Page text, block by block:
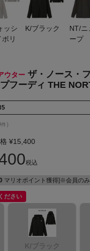
と見る
ア
ルウェア
ッシ
ボリ
K/ブラック
NT/ニ
ープ
ウター ザ・ノース・
フーディ THE
件 ）
¥15,400
税込
マリオポイント獲得]※会員のみ
ださい
K/ブラック